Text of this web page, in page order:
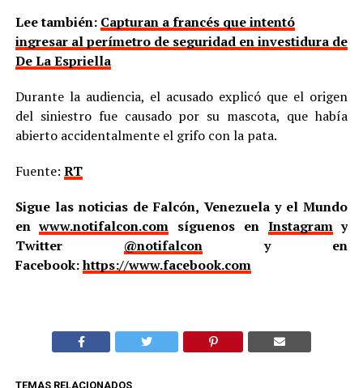
Lee también: Capturan a francés que intentó
ingresar al perímetro de seguridad en investidura de
De La Espriella
Durante la audiencia, el acusado explicó que el origen
del siniestro fue causado por su mascota, que había
abierto accidentalmente el grifo con la pata.
Fuente: RT
Sigue las noticias de Falcón, Venezuela y el Mundo
enwww.notifalcon.com síguenos en Instagramy
Twitter @notifalcony en
Facebook:https://www.facebook.com
TEMAS RELACIONADOS